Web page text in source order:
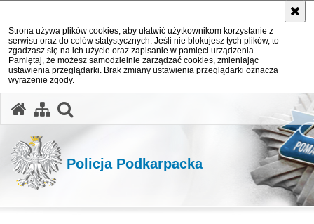
Strona używa plików cookies, aby ułatwić użytkownikom korzystanie z
serwisu oraz do celów statystycznych. Jeśli nie blokujesz tych plików, to
zgadzasz się na ich użycie oraz zapisanie w pamięci urządzenia.
Pamiętaj, że możesz samodzielnie zarządzać cookies, zmieniając
ustawienia przeglądarki. Brak zmiany ustawienia przeglądarki oznacza
wyrażenie zgody.
Policja Podkarpacka